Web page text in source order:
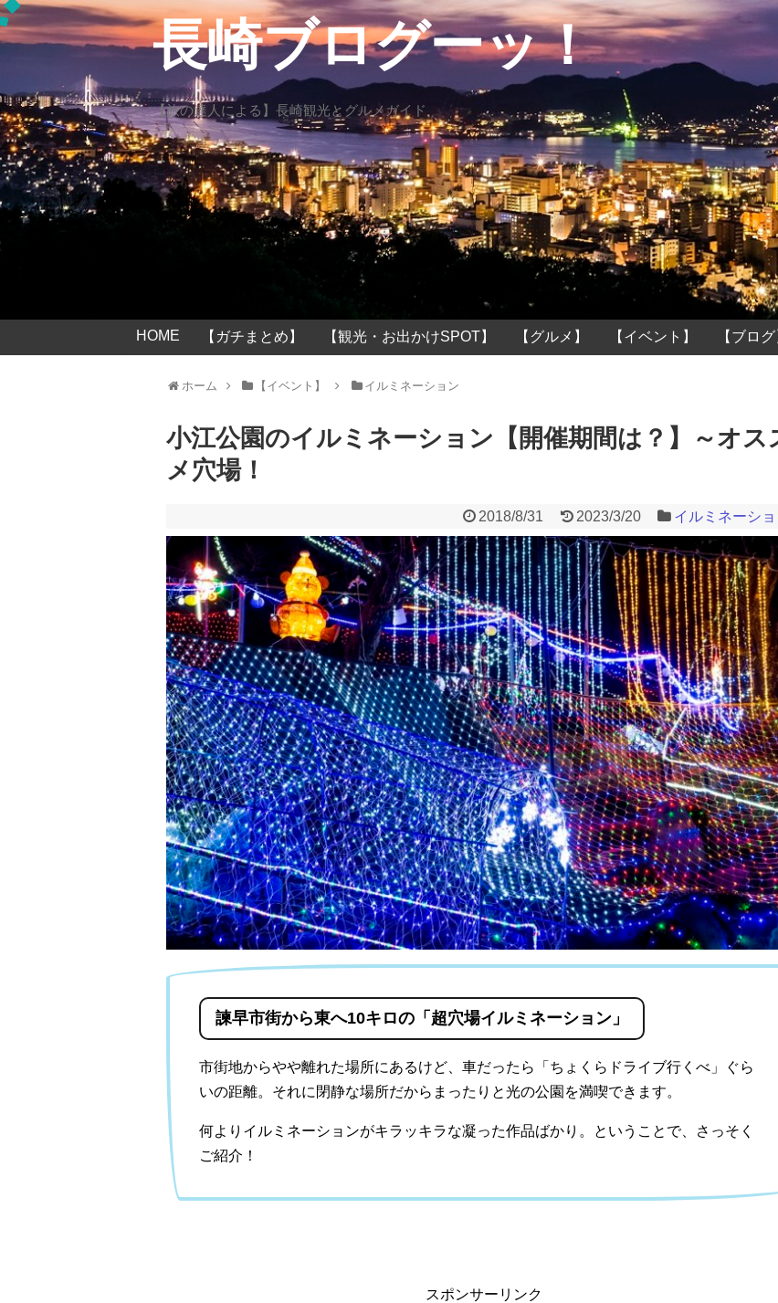
長崎ブログーッ！
【旅の達人による】長崎観光とグルメガイド
HOME 【ガチまとめ】 【観光・お出かけSPOT】 【グルメ】 【イベント】 【ブログ
ホーム 【イベント】 イルミネーション
小江公園のイルミネーション【開催期間は？】～オス
メ穴場！
2018/8/31 2023/3/20 イルミネーシ
諫早市街から東へ10キロの「超穴場イルミネーション」
市街地からやや離れた場所にあるけど、車だったら「ちょくらドライブ行くべ」ぐら
いの距離。それに閉静な場所だからまったりと光の公園を満喫できます。
何よりイルミネーションがキラッキラな凝った作品ばかり。ということで、さっそく
ご紹介！
スポンサーリンク